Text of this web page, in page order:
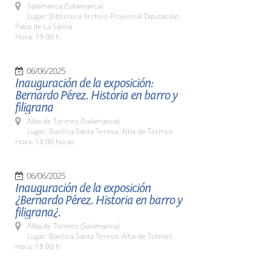
Salamanca (Salamanca)
Lugar: Biblioteca Archivo Provincial Diputación.
Patio de La Salina
Hora: 19:00 h.
06/06/2025
Inauguración de la exposición:
Bernardo Pérez. Historia en barro y
filigrana
Alba de Tormes (Salamanca)
Lugar: Basílica Santa Teresa. Alba de Tormes
Hora: 18:00 horas
06/06/2025
Inauguración de la exposición
¿Bernardo Pérez. Historia en barro y
filigrana¿.
Alba de Tormes (Salamanca)
Lugar: Basílica Santa Teresa. Alba de Tormes
Hora: 18:00 h.